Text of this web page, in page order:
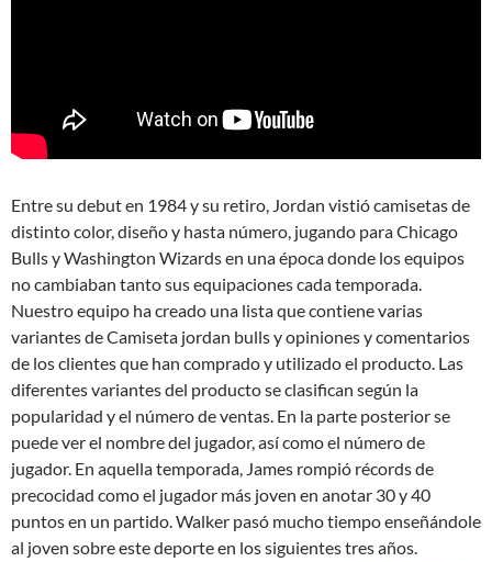
Entre su debut en 1984 y su retiro, Jordan vistió camisetas de
distinto color, diseño y hasta número, jugando para Chicago
Bulls y Washington Wizards en una época donde los equipos
no cambiaban tanto sus equipaciones cada temporada.
Nuestro equipo ha creado una lista que contiene varias
variantes de Camiseta jordan bulls y opiniones y comentarios
de los clientes que han comprado y utilizado el producto. Las
diferentes variantes del producto se clasifican según la
popularidad y el número de ventas. En la parte posterior se
puede ver el nombre del jugador, así como el número de
jugador. En aquella temporada, James rompió récords de
precocidad como el jugador más joven en anotar 30 y 40
puntos en un partido. Walker pasó mucho tiempo enseñándole
al joven sobre este deporte en los siguientes tres años.